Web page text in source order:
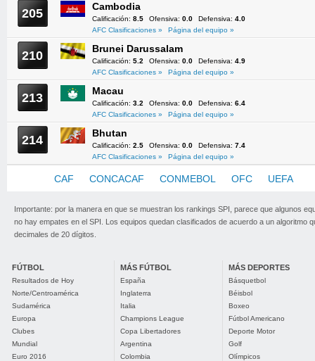
205 Cambodia
Calificación: 8.5 Ofensiva: 0.0 Defensiva: 4.0
AFC Clasificaciones »
Página del equipo »
210 Brunei Darussalam
Calificación: 5.2 Ofensiva: 0.0 Defensiva: 4.9
AFC Clasificaciones »
Página del equipo »
213 Macau
Calificación: 3.2 Ofensiva: 0.0 Defensiva: 6.4
AFC Clasificaciones »
Página del equipo »
214 Bhutan
Calificación: 2.5 Ofensiva: 0.0 Defensiva: 7.4
AFC Clasificaciones »
Página del equipo »
CAF CONCACAF CONMEBOL OFC UEFA
Importante: por la manera en que se muestran los rankings SPI, parece que algunos
no hay empates en el SPI. Los equipos quedan clasificados de acuerdo a un algoritmo
decimales de 20 dígitos.
FÚTBOL
Resultados de Hoy
Norte/Centroamérica
Sudamérica
Europa
Clubes
Mundial
Euro 2016
MÁS FÚTBOL
España
Inglaterra
Italia
Champions League
Copa Libertadores
Argentina
Colombia
MÁS DEPORTES
Básquetbol
Béisbol
Boxeo
Fútbol Americano
Deporte Motor
Golf
Olímpicos